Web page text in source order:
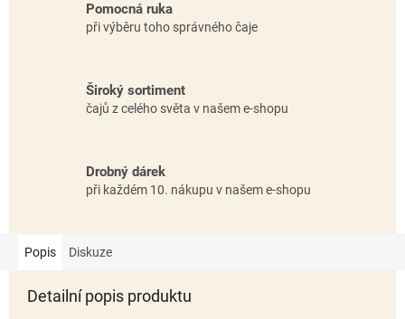
Pomocná ruka
při výběru toho správného čaje
Široký sortiment
čajů z celého světa v našem e-shopu
Drobný dárek
při každém 10. nákupu v našem e-shopu
Popis Diskuze
Detailní popis produktu